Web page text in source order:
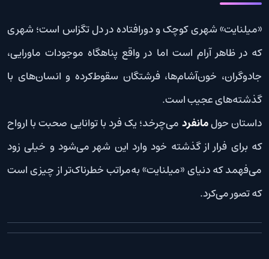
«میلنایت» شهری کوچک و دورافتاده در دل تگزاس است؛ شهری
که در ظاهر آرام است اما در واقع پناهگاه موجودات ماورایی،
جادوگران، خون‌آشام‌ها، فرشتگان سقوط‌کرده و انسان‌های با
گذشته‌های عجیب است.
داستان حولمانفرد می‌چرخد؛ یک فرد با توانایی صحبت با ارواح
که برای فرار از گذشته خود وارد این شهر می‌شود و خیلی زود
می‌فهمد که دنیای «میلنایت» به‌مراتب خطرناک‌تر از چیزی است
که تصور می‌کرد.